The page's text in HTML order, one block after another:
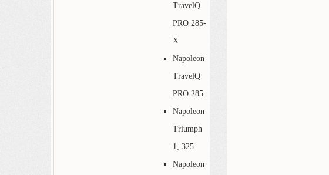
TravelQ
PRO 285-
X
Napoleon
TravelQ
PRO 285
Napoleon
Triumph
1, 325
Napoleon